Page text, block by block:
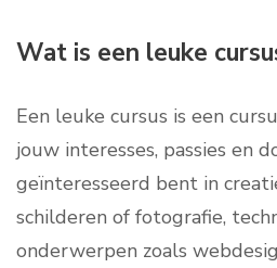
Wat is een leuke
Een leuke cursus is een
jouw interesses, passies en
geïnteresseerd bent in
schilderen of fotografie,
onderwerpen zoals